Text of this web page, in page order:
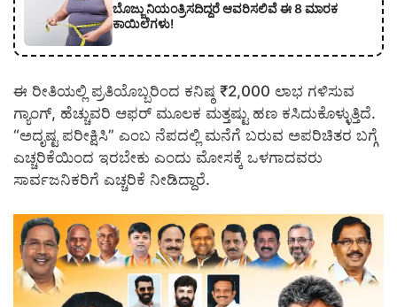
ಬೊಜ್ಜು ನಿಯಂತ್ರಿಸದಿದ್ದರೆ ಆವರಿಸಲಿವೆ ಈ 8 ಮಾರಕ
ಕಾಯಿಲೆಗಳು!
ಈ ರೀತಿಯಲ್ಲಿ ಪ್ರತಿಯೊಬ್ಬರಿಂದ ಕನಿಷ್ಠ ₹2,000 ಲಾಭ ಗಳಿಸುವ
ಗ್ಯಾಂಗ್‌, ಹೆಚ್ಚುವರಿ ಆಫರ್ ಮೂಲಕ ಮತ್ತಷ್ಟು ಹಣ ಕಸಿದುಕೊಳ್ಳುತ್ತಿದೆ.
“ಅದೃಷ್ಟ ಪರೀಕ್ಷಿಸಿ” ಎಂಬ ನೆಪದಲ್ಲಿ ಮನೆಗೆ ಬರುವ ಅಪರಿಚಿತರ ಬಗ್ಗೆ
ಎಚ್ಚರಿಕೆಯಿಂದ ಇರಬೇಕು ಎಂದು ಮೋಸಕ್ಕೆ ಒಳಗಾದವರು
ಸಾರ್ವಜನಿಕರಿಗೆ ಎಚ್ಚರಿಕೆ ನೀಡಿದ್ದಾರೆ.